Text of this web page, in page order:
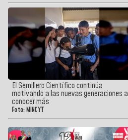
El Semillero Científico continúa
motivando a las nuevas generaciones a
conocer más
Foto: MINCYT